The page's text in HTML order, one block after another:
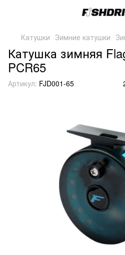
Катушки Зимние катушки
Катушка зимняя
PCR65
Артикул: FJD001-65